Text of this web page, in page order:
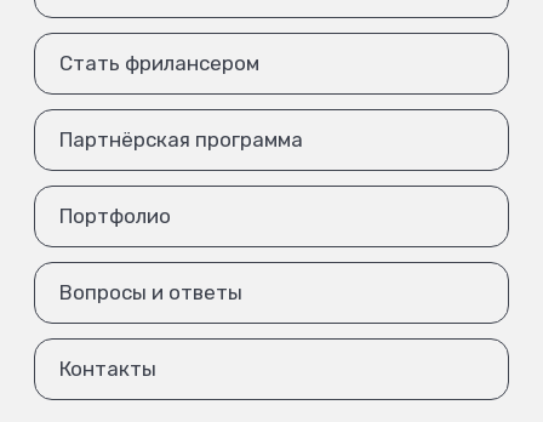
Стать фрилансером
Партнёрская программа
Портфолио
Вопросы и ответы
Контакты